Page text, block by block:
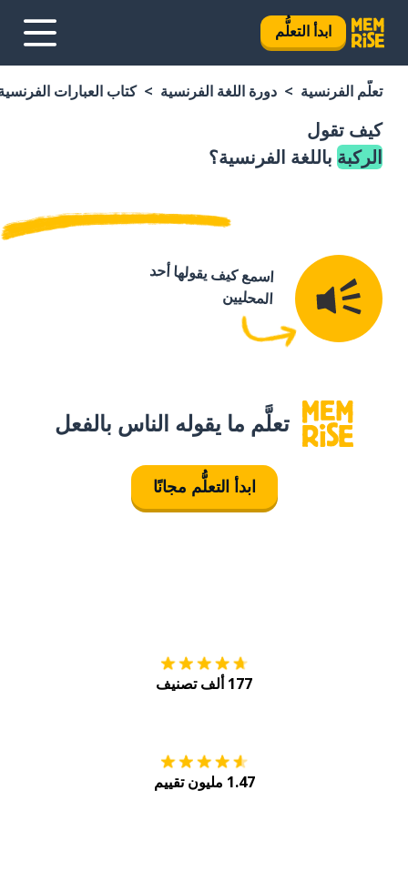
ابدأ التعلُّم
تعلَّم الفرنسية دورة اللغة الفرنسية كتاب العبارات
كيف تقول
الركبة باللغة الفرنسية؟
اسمع كيف يقولها أحد
المحليين
تعلَّم ما يقوله الناس بالفعل
ابدأ التعلُّم مجانًا
177 ألف تصنيف
1.47 مليون تقييم